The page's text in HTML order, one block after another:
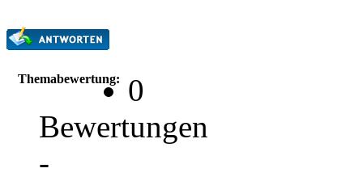
Themabewertung:
0
Bewertungen
-